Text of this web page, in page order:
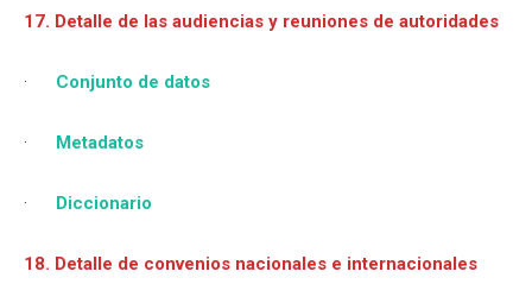
17. Detalle de las audiencias y reuniones de autoridades
· Conjunto de datos
· Metadatos
· Diccionario
18. Detalle de convenios nacionales e internacionales